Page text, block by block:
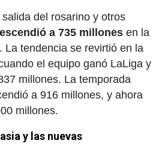
del rosarino y otros
a 735 millones en la
La tendencia se revirtió en la
el equipo ganó LaLiga y
millones. La temporada
a 916 millones, y ahora
millones.
y las nuevas